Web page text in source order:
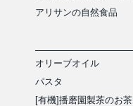
アリサンの自然食品
オリーブオイル
パスタ
[有機]播磨園製茶のお茶